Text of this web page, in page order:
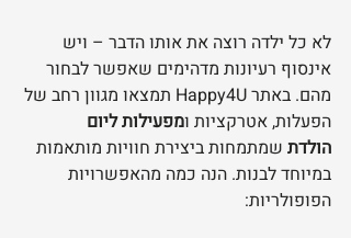
לא כל ילדה רוצה את אותו הדבר – ויש
אינסוף רעיונות מדהימים שאפשר לבחור
מהם. באתר Happy4U תמצאו מגוון רחב של
הפעלות, אטרקציות ומפעילות ליום
הולדת שמתמחות ביצירת חוויות מותאמות
במיוחד לבנות. הנה כמה מהאפשרויות
הפופולריות: